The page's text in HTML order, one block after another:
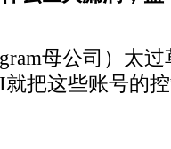
母公司）太
把这些账号的